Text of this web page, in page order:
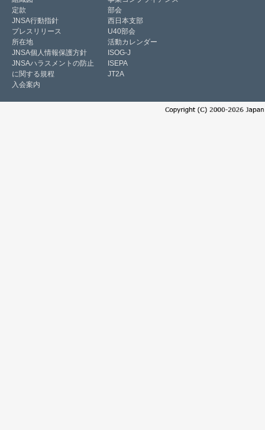
定款
JNSA行動指針
プレスリリース
所在地
JNSA個人情報保護方針
JNSAハラスメントの防止
に関する規程
入会案内
部会
西日本支部
U40部会
活動カレンダー
ISOG-J
ISEPA
JT2A